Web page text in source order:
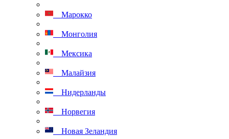
Марокко
Монголия
Мексика
Малайзия
Нидерланды
Норвегия
Новая Зеландия